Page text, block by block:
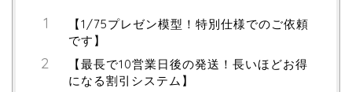
【1/75プレゼン模型！特別仕様でのご依頼
です】
【最長で10営業日後の発送！長いほどお得
になる割引システム】